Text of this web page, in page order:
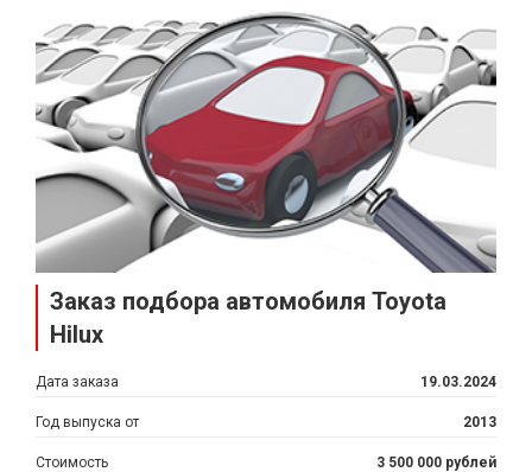
Заказ подбора автомобиля Toyota
Hilux
Дата заказа 19.03.2024
Год выпуска от 2013
Стоимость 3 500 000 рублей